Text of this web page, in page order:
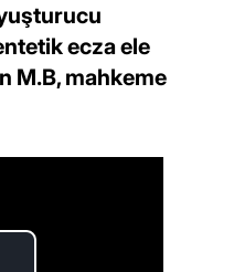
ecza ele
M.B, mahkeme